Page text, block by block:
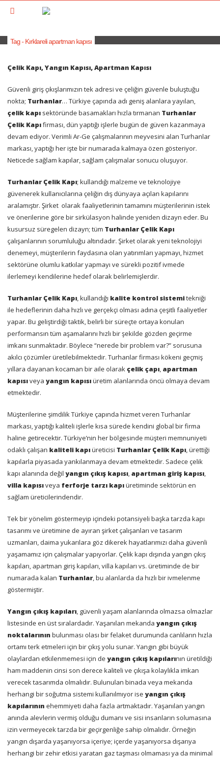
Tag - Kırklareli apartman kapısı
Çelik Kapı, Yangın Kapısı, Apartman Kapısı
Güvenli giriş çıkışlarımızın tek adresi ve çeliğin güvenle buluştuğu
nokta; Turhanlar… Türkiye çapında adı geniş alanlara yayılan,
çelik kapı sektöründe basamakları hızla tırmanan Turhanlar
Çelik Kapıfirması, dün yaptığı işlerle bugün de güven kazanmaya
devam ediyor. Verimli Ar-Ge çalışmalarının meyvesini alan Turhanlar
markası, yaptığı her işte bir numarada kalmaya özen gösteriyor.
Neticede sağlam kapılar, sağlam çalışmalar sonucu oluşuyor.
Turhanlar Çelik Kapı; kullandığı malzeme ve teknolojiye
güvenerek kullanıcılarına çeliğin dış dünyaya açılan kapılarını
aralamıştır. Şirket olarak faaliyetlerinin tamamını müşterilerinin istek
ve önerilerine göre bir sirkülasyon halinde yeniden dizayn eder. Bu
kusursuz süregelen dizayn; tüm Turhanlar Çelik Kapı
çalışanlarının sorumluluğu altındadır. Şirket olarak yeni teknolojiyi
denemeyi, müşterilerin faydasına olan yatırımları yapmayı, hizmet
sektörüne olumlu katkılar yapmayı ve sürekli pozitif ivmede
ilerlemeyi kendilerine hedef olarak belirlemişlerdir.
Turhanlar Çelik Kapı, kullandığı kalite kontrol sistemitekniği
ile hedeflerinin daha hızlı ve gerçekçi olması adına çeşitli faaliyetler
yapar. Bu geliştirdiği taktik, belirli bir süreçte ortaya konulan
performansın tüm aşamalarını hızlı bir şekilde gözden geçirme
imkanı sunmaktadır. Böylece “nerede bir problem var?” sorusuna
akılcı çözümler üretilebilmektedir. Turhanlar firması kökeni geçmiş
yıllara dayanan kocaman bir aile olarak çelik çapı, apartman
kapısıveya yangın kapısıüretim alanlarında öncü olmaya devam
etmektedir.
Müşterilerine şimdilik Türkiye çapında hizmet veren Turhanlar
markası, yaptığı kaliteli işlerle kısa sürede kendini global bir firma
haline getirecektir. Türkiye’nin her bölgesinde müşteri memnuniyeti
odaklı çalışan kaliteli kapıüreticisi Turhanlar Çelik Kapı, ürettiği
kapılarla piyasada yankılanmaya devam etmektedir. Sadece çelik
kapı alanında değil yangın çıkış kapısı, apartman giriş kapısı,
villa kapısıveya ferforje tarzı kapıüretiminde sektörün en
sağlam üreticilerindendir.
Tek bir yönelim göstermeyip içindeki potansiyeli başka tarzda kapı
tasarımı ve üretimine de ayıran şirket çalışanları ve tasarım
uzmanları, daima yukarılara göz dikerek hayatlarımızı daha güvenli
yaşamamız için çalışmalar yapıyorlar. Çelik kapı dışında yangın çıkış
kapıları, apartman giriş kapıları, villa kapıları vs. üretiminde de bir
numarada kalan Turhanlar, bu alanlarda da hızlı bir ivmelenme
göstermiştir.
Yangın çıkış kapıları, güvenli yaşam alanlarında olmazsa olmazlar
listesinde en üst sıralardadır. Yaşanılan mekanda yangın çıkış
noktalarının bulunması olası bir felaket durumunda canlıların hızla
ortamı terk etmeleri için bir çıkış yolu sunar. Yangın gibi büyük
olaylardan etkilenmemesi için de yangın çıkış kapılarının üretildiği
ham maddenin cinsi son derece kaliteli ve çıkışa kolaylıkla imkan
verecek tasarımda olmalıdır. Bulunulan binada veya mekanda
herhangi bir soğutma sistemi kullanılmıyor ise yangın çıkış
kapılarının ehemmiyeti daha fazla artmaktadır. Yaşanılan yangın
anında alevlerin vermiş olduğu dumanı ve sisi insanların solumasına
izin vermeyecek tarzda bir geçirgenliğe sahip olmalıdır. Örneğin
yangın dışarda yaşanıyorsa içeriye; içerde yaşanıyorsa dışarıya
herhangi bir zehir etkisi yaratan gaz taşması olmaması ya da minimal